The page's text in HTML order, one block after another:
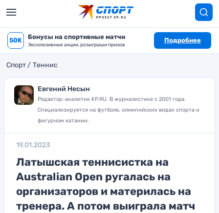
50K Бонусы на спортивные матчи
Эксклюзивные акции, розыгрыши призов
Подробнее
Спорт Теннис
Евгений Несын
Редактор-аналитик KP.RU. В журналистике с 2001 года.
Специализируется на футболе, олимпийских видах спорта и
фигурном катании.
19.01.2023
Латышская теннисистка на
Australian Open ругалась на
организаторов и материлась на
тренера. А потом выиграла матч